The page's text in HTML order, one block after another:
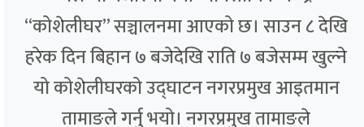
“कोशेलीघर” सञ्चालनमा आएको छ। साउन ८ देखि
हरेक दिन बिहान ७ बजेदेखि राति ७ बजेसम्म खुल्ने
यो कोशेलीघरको उद्घाटन नगरप्रमुख आइतमान
तामाङले गर्नु भयो। नगरप्रमुख तामाङले